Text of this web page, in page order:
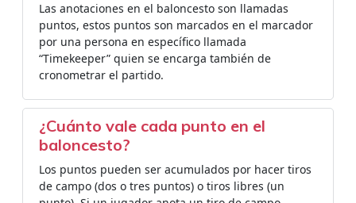
Las anotaciones en el baloncesto son llamadas
puntos, estos puntos son marcados en el marcador
por una persona en específico llamada
“Timekeeper” quien se encarga también de
cronometrar el partido.
¿Cuánto vale cada punto en el
baloncesto?
Los puntos pueden ser acumulados por hacer tiros
de campo (dos o tres puntos) o tiros libres (un